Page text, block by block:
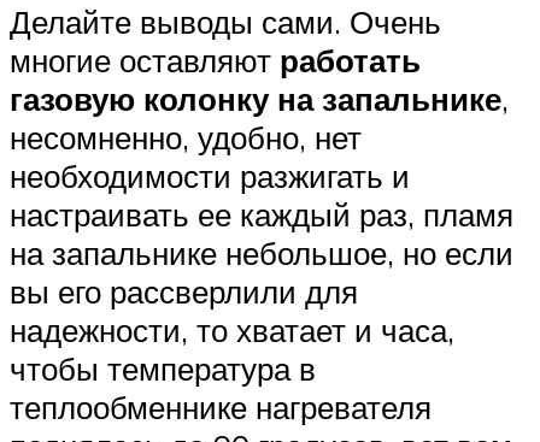
Делайте выводы сами. Очень
многие оставляют работать
газовую колонку на запальнике,
несомненно, удобно, нет
необходимости разжигать и
настраивать ее каждый раз, пламя
на запальнике небольшое, но если
вы его рассверлили для
надежности, то хватает и часа,
чтобы температура в
теплообменнике нагревателя